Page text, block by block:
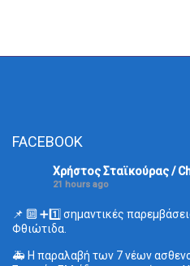
FACEBOOK
Χρήστος Σταϊκούρας /
21 hours ago
📌 🔟 ➕1️⃣ σημαντικές
Φθιώτιδα.
🚑 Η παραλαβή των 7 νέων